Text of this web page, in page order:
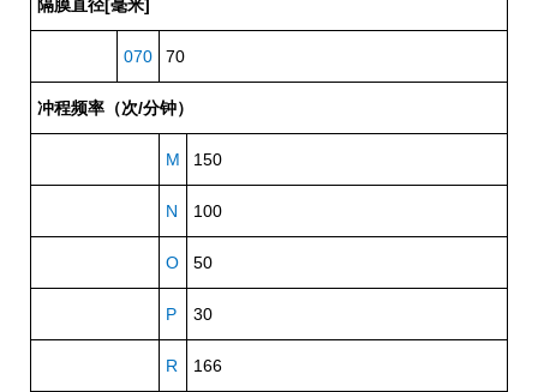
隔膜直径[毫米]
070 70
冲程频率（次/分钟）
M 150
N 100
O 50
P 30
R 166